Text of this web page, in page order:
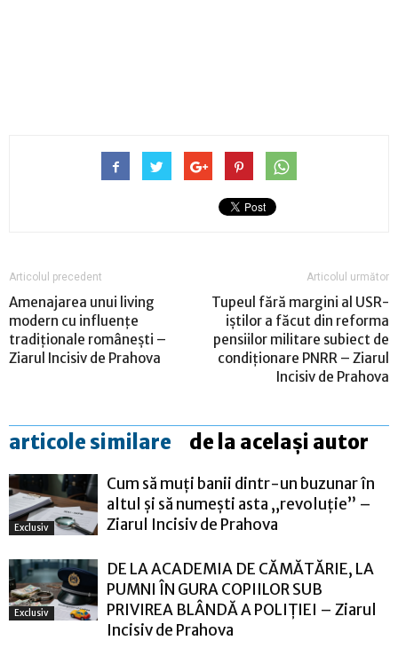
Articolul precedent
Amenajarea unui living
modern cu influențe
tradiționale românești –
Ziarul Incisiv de Prahova
Articolul următor
Tupeul fără margini al USR-
iștilor a făcut din reforma
pensiilor militare subiect de
condiționare PNRR – Ziarul
Incisiv de Prahova
articole similare de la același autor
Exclusiv
Cum să muți banii dintr-un buzunar în
altul și să numești asta „revoluție” –
Ziarul Incisiv de Prahova
Exclusiv
DE LA ACADEMIA DE CĂMĂTĂRIE, LA
PUMNI ÎN GURA COPIILOR SUB
PRIVIREA BLÂNDĂ A POLIȚIEI – Ziarul
Incisiv de Prahova